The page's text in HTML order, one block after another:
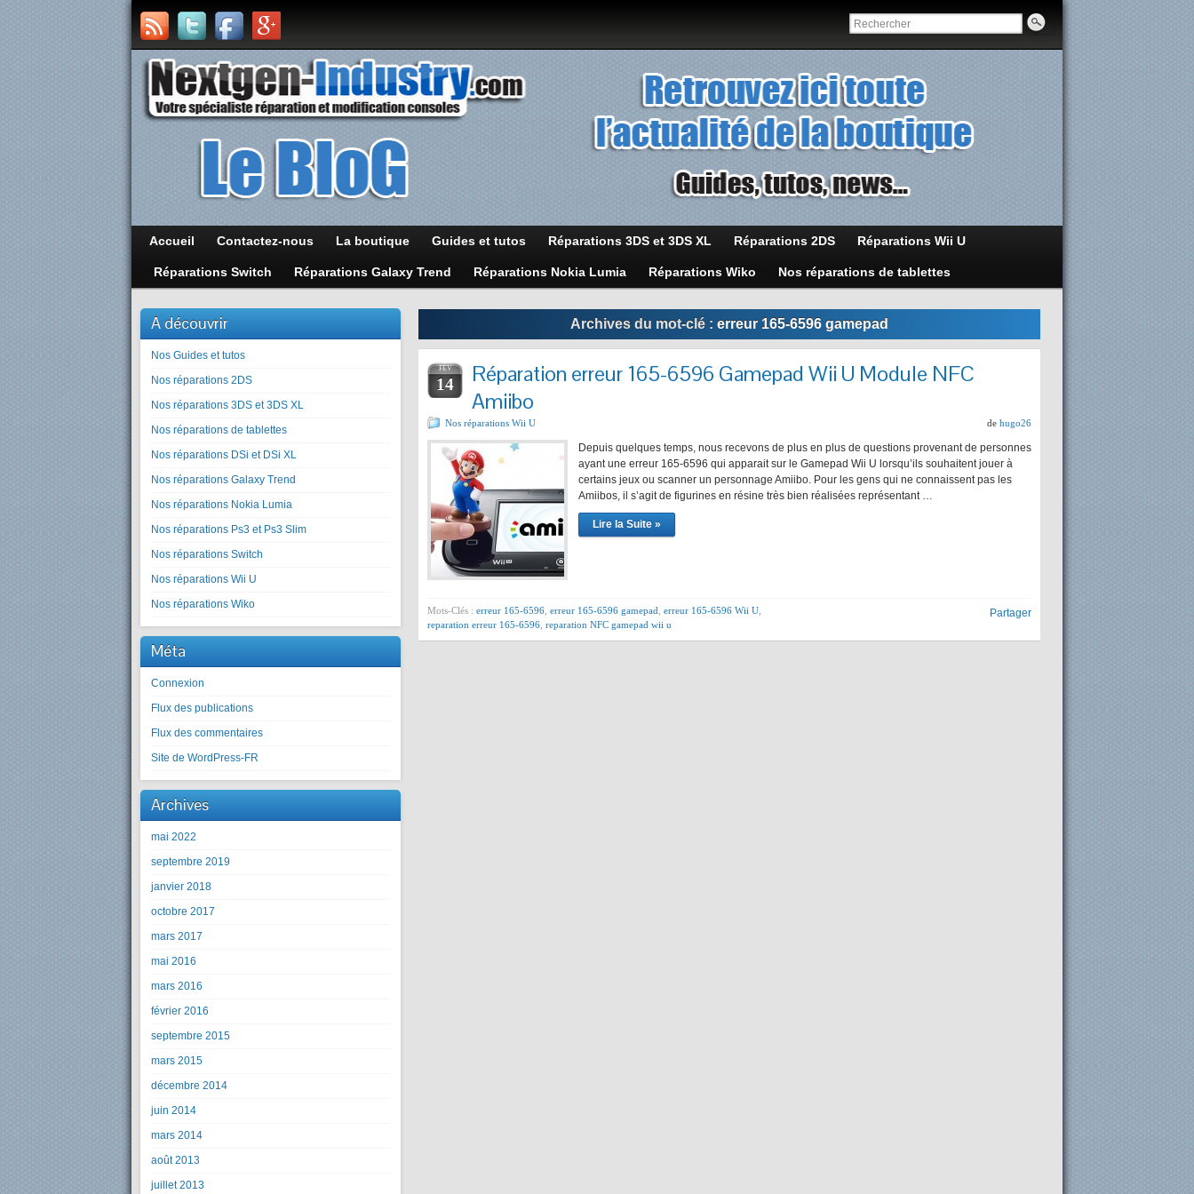
Accueil Contactez-nous La boutique Guides et tutos Réparations 3DS et 3DS XL Réparations 2DS Réparations Wii U
Réparations Switch Réparations Galaxy Trend Réparations Nokia Lumia Réparations Wiko Nos réparations de tablettes
A découvrir
Nos Guides et tutos
Nos réparations 2DS
Nos réparations 3DS et 3DS XL
Nos réparations de tablettes
Nos réparations DSi et DSi XL
Nos réparations Galaxy Trend
Nos réparations Nokia Lumia
Nos réparations Ps3 et Ps3 Slim
Nos réparations Switch
Nos réparations Wii U
Nos réparations Wiko
Méta
Connexion
Flux des publications
Flux des commentaires
Site de WordPress-FR
Archives
mai 2022
septembre 2019
janvier 2018
octobre 2017
mars 2017
mai 2016
mars 2016
février 2016
septembre 2015
mars 2015
décembre 2014
juin 2014
mars 2014
août 2013
juillet 2013
Archives du mot-clé : erreur 165-6596 gamepad
FÉV
14
Réparation erreur 165-6596 Gamepad Wii U Module NFC
Amiibo
Nos réparations Wii U de hugo26
Depuis quelques temps, nous recevons de plus en plus de questions provenant de personnes
ayant une erreur 165-6596 qui apparait sur le Gamepad Wii U lorsqu’ils souhaitent jouer à
certains jeux ou scanner un personnage Amiibo. Pour les gens qui ne connaissent pas les
Amiibos, il s’agit de figurines en résine très bien réalisées représentant …
Lire la Suite »
Mots-Clés : erreur 165-6596 erreur 165-6596 gamepad erreur 165-6596 Wii U
reparation erreur 165-6596 reparation NFC gamepad wii u
Partager